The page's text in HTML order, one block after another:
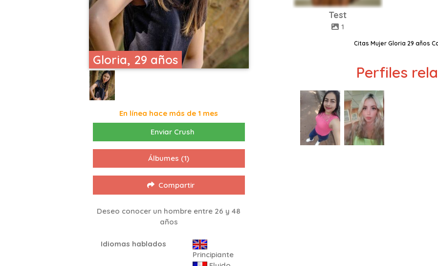
Gloria, 29 años
En línea hace más de 1 mes
Enviar Crush
Álbumes (1)
Compartir
Deseo conocer un hombre entre 26 y 48
años
Idiomas hablados
Principiante
Test
1
Citas Mujer Gloria 29 años
Perfiles